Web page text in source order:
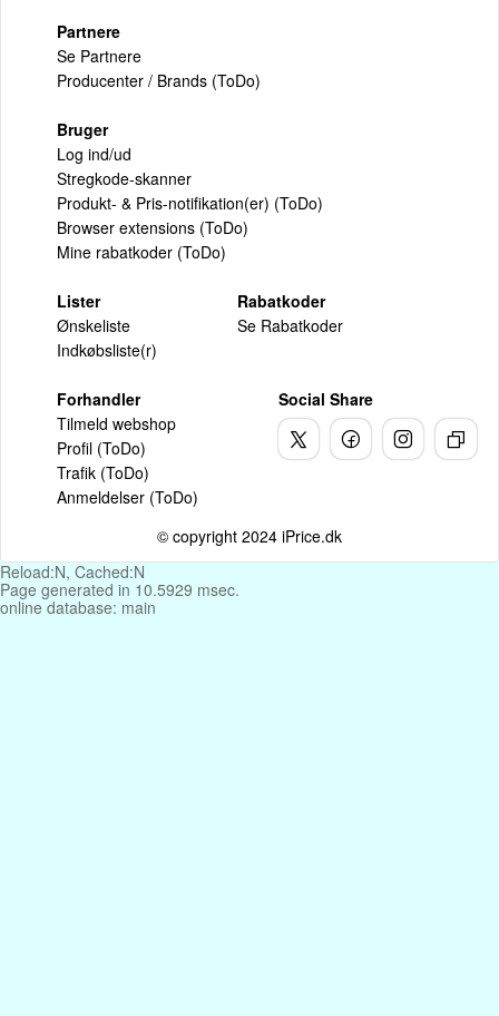
Partnere
Se Partnere
Producenter / Brands (ToDo)
Bruger
Log ind/ud
Stregkode-skanner
Produkt- & Pris-notifikation(er) (ToDo)
Browser extensions (ToDo)
Mine rabatkoder (ToDo)
Lister
Ønskeliste
Indkøbsliste(r)
Rabatkoder
Se Rabatkoder
Forhandler
Tilmeld webshop
Profil (ToDo)
Trafik (ToDo)
Anmeldelser (ToDo)
Social Share
© copyright 2024 iPrice.dk
Reload:N, Cached:N
Page generated in 10.5929 msec.
online database: main